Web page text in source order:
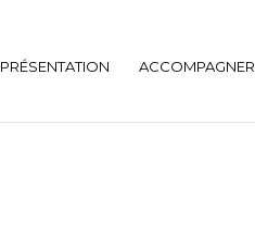
PRÉSENTATION ACCOMPAGNER